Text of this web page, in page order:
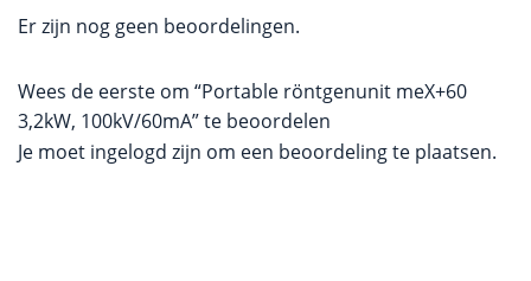
Er zijn nog geen beoordelingen.
Wees de eerste om “Portable röntgenunit meX+60
3,2kW, 100kV/60mA” te beoordelen
Je moet ingelogd zijn om een beoordeling te plaatsen.